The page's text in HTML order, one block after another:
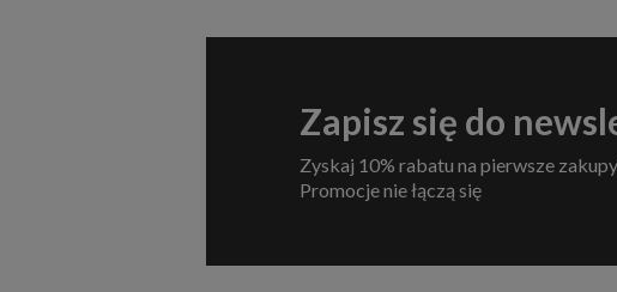
Zapisz się do
Zyskaj 10% rabatu na pierwsze
Promocje nie łączą się